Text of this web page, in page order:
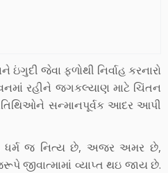
જેવા ફળોથી નિર્વાહ કરનારો
રહીને જગકલ્યાણ માટે ચિંતન
સન્માનપૂર્વક આદર આપી
ધર્મ જ નિત્ય છે, અજર અમર છે,
જીવાત્મામાં વ્યાપ્ત થઇ જાય છે.